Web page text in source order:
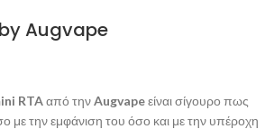
Augvape
RTAαπό τηνAugvapeείναι σίγουρο πως
με την εμφάνιση του όσο και με την υπέροχη